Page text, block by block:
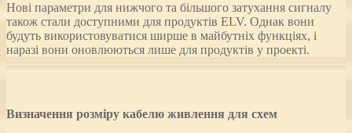
Нові параметри для нижчого та більшого затухання сигналу
також стали доступними для продуктів ELV. Однак вони
будуть використовуватися ширше в майбутніх функціях, і
наразі вони оновлюються лише для продуктів у проекті.
Визначення розміру кабелю живлення для схем